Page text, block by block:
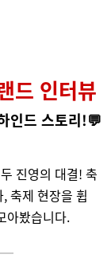
드 인터뷰
인드 스토리!💬
진영의 대결! 축
축제 현장을 휩
아봤습니다.